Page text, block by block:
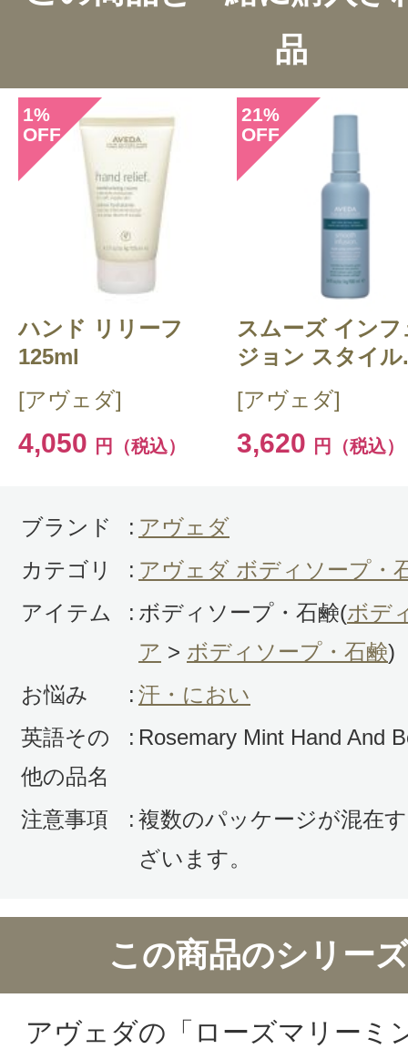
2件のレビュー
投稿日：2011年04月
waka 様
／40代後半
AVEDAはシャンプーも愛用してい
はやはり香りで選んでみました。ロ
はいえ、もうちょっとリフレッシ
ない香りがやっぱりAVEDA、最高
ンプがちょっとおしづらくちょっ
のがストレスです。使い過ぎなく
が、ポンプ問題さえなくなればリ
投稿日：2010年11月
AVEDA製品で一番気に入っている
ルでかっこいいデザイン。バスル
おくだけでインテリア小物のような
それにどの製品も甘過ぎない香りが
ローズマリー ミント ハンド＆ボ
プ、押しにくく出にくいので、すこ
てきませんが節約になっていいか
切に使える感じです 笑。肌になじ
した使用感があります。香りは残り
品
1%
OFF
ハンド リリーフ
125ml
[アヴェダ]
4,050 円（税込）
21%
OFF
スムーズ インフ
ジョン スタイル
[アヴェダ]
3,620 円（税込）
ブランド : アヴェダ
カテゴリ
: アヴェダ ボディソープ・
アイテム
: ボディソープ・石鹸(ボデ
ア > ボディソープ・石鹸)
お悩み
: 汗・におい
英語その
他の品名
: Rosemary Mint Hand And
注意事項 : 複数のパッケージが混在
ざいます。
この商品のシリー
アヴェダの「ローズマリーミ